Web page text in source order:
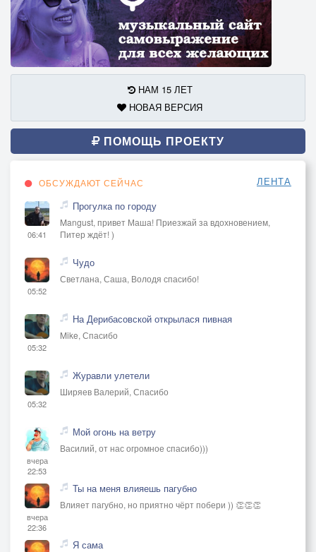
НАМ 15 ЛЕТ
НОВАЯ ВЕРСИЯ
ПОМОЩЬ ПРОЕКТУ
ОБСУЖДАЮТ СЕЙЧАС ЛЕНТА
06:41
Прогулка по городу
Mangust, привет Маша! Приезжай за вдохновением,
Питер ждёт! )
05:52
Чудо
Светлана, Саша, Володя спасибо!
05:32
На Дерибасовской открылася пивная
Mike, Спасибо
05:32
Журавли улетели
Ширяев Валерий, Спасибо
вчера
22:53
Мой огонь на ветру
Василий, от нас огромное спасибо)))
вчера
22:36
Ты на меня влияешь пагубно
Влияет пагубно, но приятно чёрт побери )) 👏👏👏
Я сама